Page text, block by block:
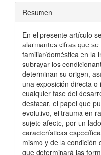
Resumen
En el presente artículo
alarmantes cifras que
familiar/doméstica en la
subrayar los
determinan su origen,
una exposición directa
cualquier fase del
destacar, el papel que
evolutivo, el trauma en
sujeto afecto, por un
características
mismo y de la condición
que determinará las